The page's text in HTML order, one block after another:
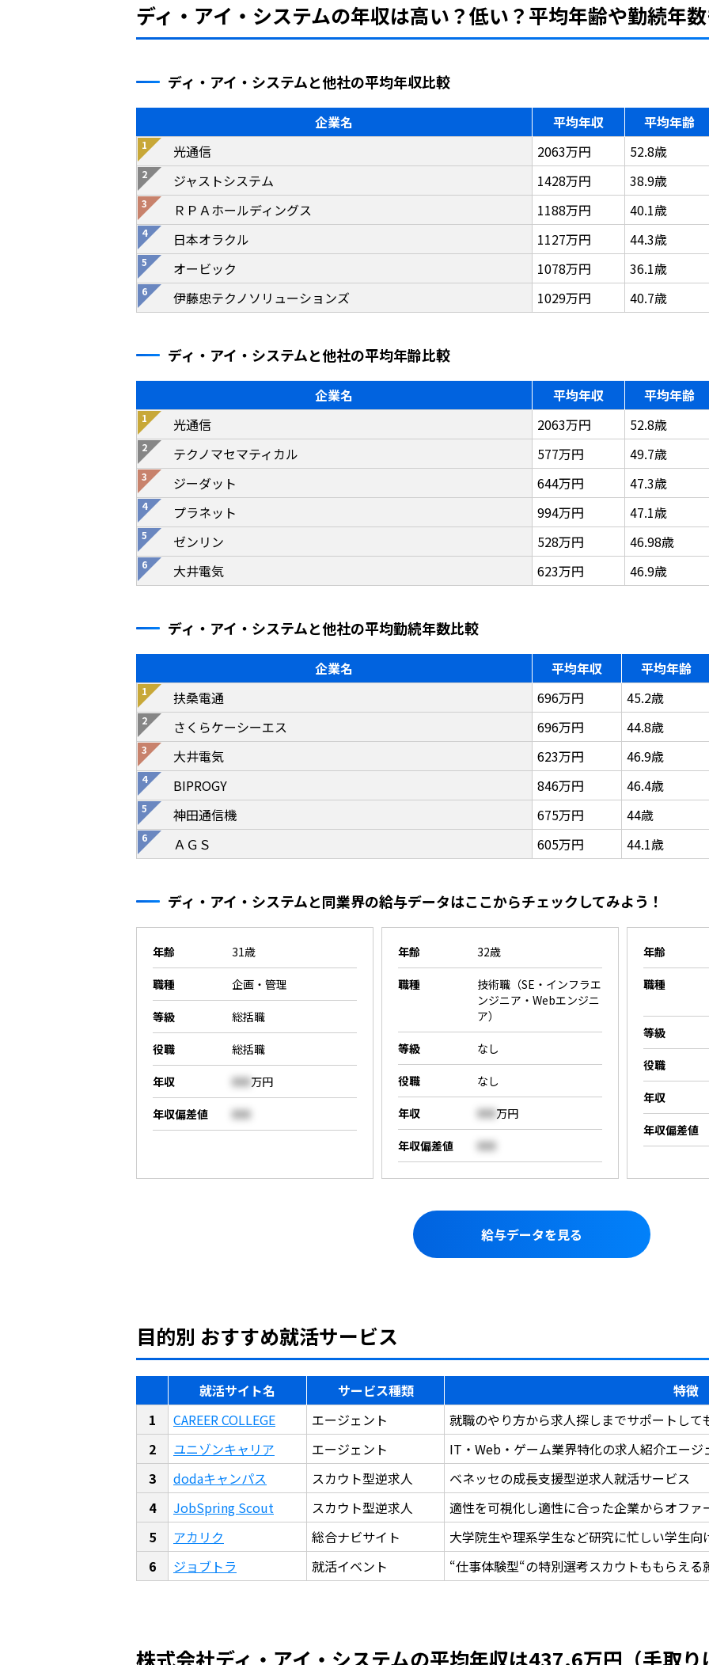
ディ・アイ・システムの年収は高い？低い？平均年齢や勤続年
ディ・アイ・システムと他社の平均年収比較
企業名 平均年収
平均年齢
光通信
2063万円
52.8歳
ジャストシステム
1428万円
38.9歳
ＲＰＡホールディングス
1188万円
40.1歳
日本オラクル
1127万円
44.3歳
オービック
1078万円
36.1歳
伊藤忠テクノソリューションズ
1029万円 40.7歳
ディ・アイ・システムと他社の平均年齢比較
企業名 平均年収
平均年齢
光通信
2063万円
52.8歳
テクノマセマティカル
577万円
49.7歳
ジーダット
644万円
47.3歳
プラネット
994万円
47.1歳
ゼンリン
528万円
46.98歳
大井電気
623万円 46.9歳
ディ・アイ・システムと他社の平均勤続年数比較
企業名 平均年収
平均年齢
扶桑電通
696万円
45.2歳
さくらケーシーエス
696万円
44.8歳
大井電気
623万円
46.9歳
BIPROGY
846万円
46.4歳
神田通信機
675万円
44歳
ＡＧＳ
605万円 44.1歳
ディ・アイ・システムと同業界の給与データはここからチェックしてみよう！
年齢 31歳
職種 企画・管理
等級 総括職
役職 総括職
年収 000 万円
年収偏差値 000
年齢 32歳
職種
技術職（SE・インフラエ
ンジニア・Webエンジニ
ア）
等級 なし
役職 なし
年収 000 万円
年収偏差値 000
年齢
職種
等級
役職
年収
年収偏差値
給与データを見る
目的別 おすすめ就活サービス
就活サイト名 サービス種類
特徴
CAREER COLLEGE
エージェント
就職のやり方から求人探しまでサポートして
ユニゾンキャリア
エージェント
IT・Web・ゲーム業界特化の求人紹介エージ
dodaキャンパス
スカウト型逆求人
ベネッセの成長支援型逆求人就活サービス
JobSpring Scout
スカウト型逆求人
適性を可視化し適性に合った企業からオファ
アカリク
総合ナビサイト
大学院生や理系学生など研究に忙しい学生向
ジョブトラ
就活イベント “仕事体験型“の特別選考スカウトももらえる
株式会社ディ・アイ・システムの平均年収は437.6万円（手取